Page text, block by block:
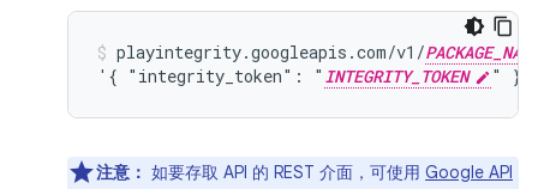
playintegrity.googleapis.com/v1/
'{ "integrity_token": " INTEGRITY_TOKEN " }'
注意： 如要存取 API 的 REST 介面，可使用 Google API